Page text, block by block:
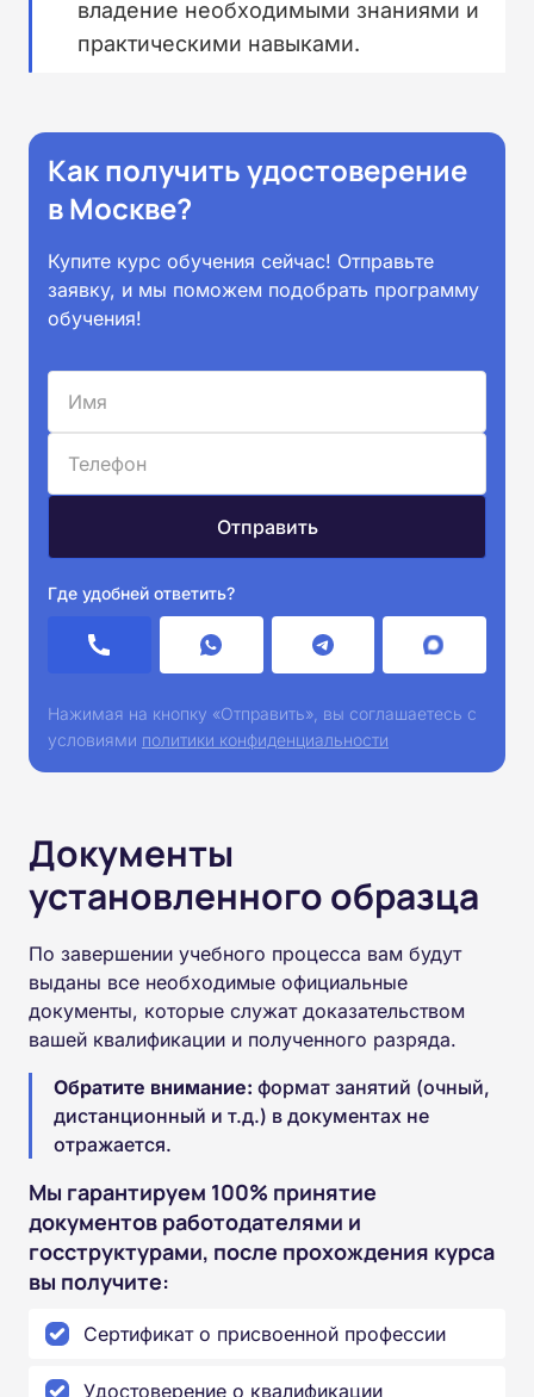
владение необходимыми знаниями и
практическими навыками.
Как получить удостоверение
в Москве?
Купите курс обучения сейчас! Отправьте
заявку, и мы поможем подобрать программу
обучения!
Где удобней ответить?
Нажимая на кнопку «Отправить», вы соглашаетесь с
условиями политики конфиденциальности
Документы
установленного образца
По завершении учебного процесса вам будут
выданы все необходимые официальные
документы, которые служат доказательством
вашей квалификации и полученного разряда.
Обратите внимание: формат занятий (очный,
дистанционный и т.д.) в документах не
отражается.
Мы гарантируем 100% принятие
документов работодателями и
госструктурами, после прохождения курса
вы получите:
Сертификат о присвоенной профессии
Удостоверение о квалификации